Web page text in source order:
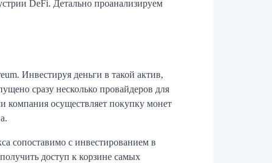
DeFi. Детально проанализируем
Инвестируя деньги в такой актив,
сразу несколько провайдеров для
осуществляет покупку монет
сопоставимо с инвестированием в
доступ к корзине самых